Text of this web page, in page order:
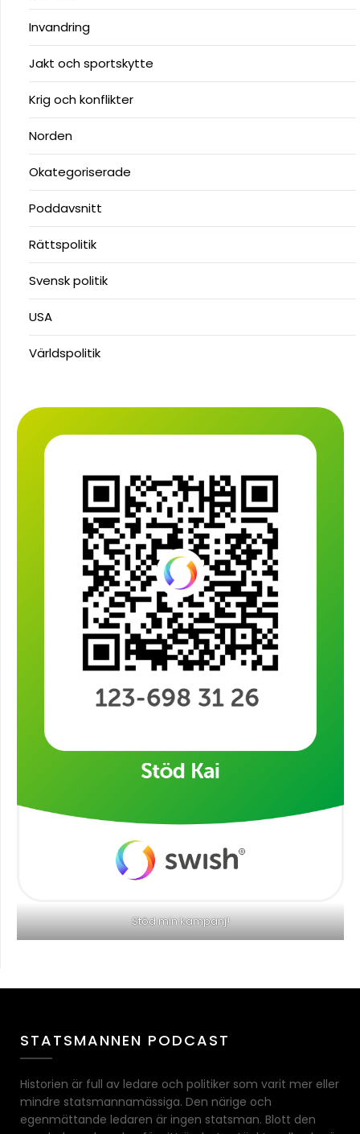
Invandring
Jakt och sportskytte
Krig och konflikter
Norden
Okategoriserade
Poddavsnitt
Rättspolitik
Svensk politik
USA
Världspolitik
Stöd min kampanj!
STATSMANNEN PODCAST
Historien är full av ledare och politiker som varit mer eller
mindre statsmannamässiga. Den närige och
egenmättande ledaren är ingen statsman. Blott den